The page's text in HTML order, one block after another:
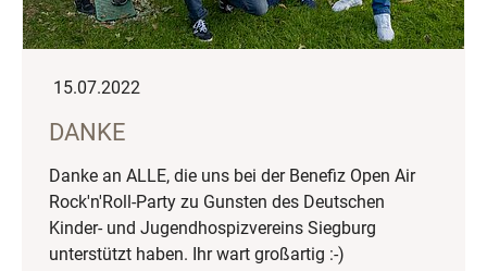
15.07.2022
DANKE
Danke an ALLE, die uns bei der Benefiz Open Air
Rock'n'Roll-Party zu Gunsten des Deutschen
Kinder- und Jugendhospizvereins Siegburg
unterstützt haben. Ihr wart großartig :-)